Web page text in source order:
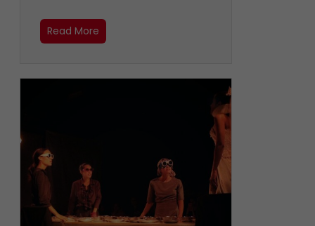
Read More